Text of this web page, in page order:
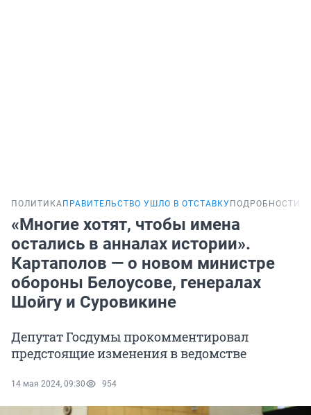
ПОЛИТИКА ПРАВИТЕЛЬСТВО УШЛО В ОТСТАВКУ ПОДРОБНОСТИ
«Многие хотят, чтобы имена
остались в анналах истории».
Картаполов — о новом министре
обороны Белоусове, генералах
Шойгу и Суровикине
Депутат Госдумы прокомментировал
предстоящие изменения в ведомстве
14 мая 2024, 09:30 954